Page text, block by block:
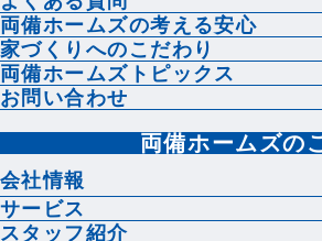
両備ホームズの考える安心
家づくりへのこだわり
両備ホームズトピックス
お問い合わせ
両備ホームズの
会社情報
サービス
スタッフ紹介